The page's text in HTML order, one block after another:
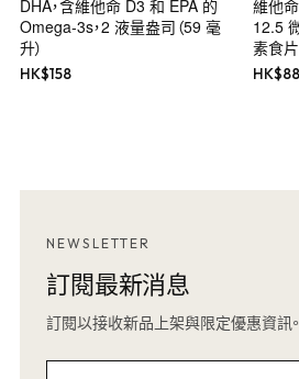
DHA，含維他命 D3 和 EPA 的
Omega-3s，2 液量盎司（59 毫
升）
HK$158
維他
12.5
素食片
HK$88
NEWSLETTER
訂閱最新消息
訂閱以接收新品上架與限定優惠資訊。